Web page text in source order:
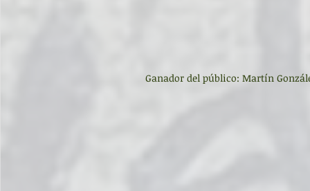
Ganador del público: Martín